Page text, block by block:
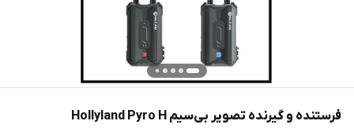
فرستنده و گیرنده تصویر بی‌سیم Hollyland Pyro H